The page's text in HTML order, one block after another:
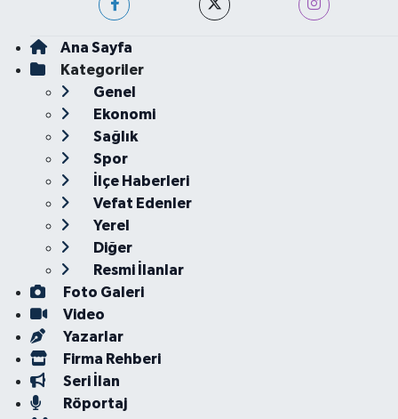
Ana Sayfa
Kategoriler
Genel
Ekonomi
Sağlık
Spor
İlçe Haberleri
Vefat Edenler
Yerel
Diğer
Resmi İlanlar
Foto Galeri
Video
Yazarlar
Firma Rehberi
Seri İlan
Röportaj